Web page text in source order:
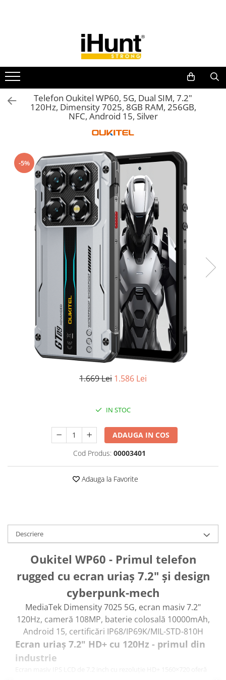
TELEFOANE & TABLETE IHUNT
Telefoane iHunt
Smartphone
Telefoane Rezistente
Telefoane Butoane
Accesorii telefoane
Huse protectie
Smartwatch
Accesorii smartwatch
ELECTROCASNICE
Aparate de Gătit
Oală sub Presiune
Gătit cu Aburi
Aparate de Cafea
Aspiratoare Verticale
Friteuze Aer Cald / Air Fryer
Roboți Aspirator
Roboți Gradină
Lăzi Frigorifice
INGRIJIRE PERSONALA
Uscătoare de Păr
Plăci de Îndreptat Părul
CASA, GRADINA SI BRICOLAJ
Sigurante inteligente
Camere de supraveghere
Telefon Oukitel WP60, 5G, Dual SIM, 7.2"
120Hz, Dimensity 7025, 8GB RAM, 256GB,
NFC, Android 15, Silver
-5%
1.669 Lei 1.586 Lei
IN STOC
ADAUGA IN COS
Cod Produs: 00003401
Adauga la Favorite
Descriere
Oukitel WP60 - Primul telefon
rugged cu ecran uriaș 7.2" și design
cyberpunk-mech
MediaTek Dimensity 7025 5G, ecran masiv 7.2"
120Hz, cameră 108MP, baterie colosală 10000mAh,
Android 15, certificări IP68/IP69K/MIL-STD-810H
Ecran uriaș 7.2" HD+ cu 120Hz - primul din
industrie